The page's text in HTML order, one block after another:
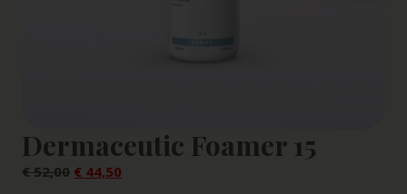
Dermaceutic Foamer 15
€52,00 € 44,50